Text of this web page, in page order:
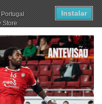
Store
Instalar